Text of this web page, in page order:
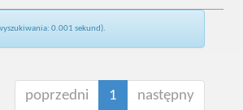
0.001 sekund).
poprzedni 1 następny